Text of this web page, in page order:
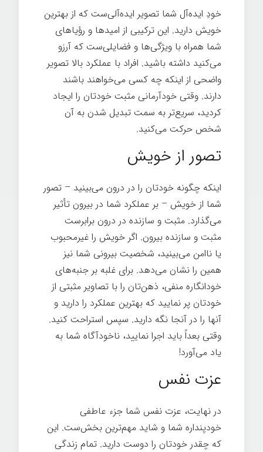
خودِ ایده‌آل شما تصویر ایده‌آلی‌ست که از بهترین
خویش دارید. این ترکیبی از امیدها و رؤیاهای
شما همراه با ویژگی‌ها و فضایلی‌ست که آرزو
می‌کنید داشته باشید. افراد با عملکرد بالا تصویر
واضحی از اینکه چه کسی می‌خواهند باشند
دارند. وقتی خودآرمانی مثبت خودتان را ایجاد
کردید، سریع‌تر به سمت تبدیل شدن به آن
شخص حرکت می‌کنید.
تصور از خویش
اینکه چگونه خودتان را در درون می‌بینید – تصور
شما از خویش – بر عملکرد شما در بیرون تأثیر
می‌گذارد. مثبت و سازنده در درون برابرست
مثبت و سازنده بیرون. اگر خویش را غیرمحبوب
یا ناامن می‌بینید، شخصیت بیرونی شما نیز
همین را نشان می‌دهد. برای غلبه بر جنبه‌های
خودانگاره منفی، ذهن‌تان را با تصاویر مثبتی از
خودتان پر نمایيد که بهترین عملکرد را دارید و
آنها را در آنجا نگه دارید. سپس استراحت کنيد.
وقتی بعداً باید اجرا نماييد، ناخودآگاه شما به
یاد می‌آورد!
عزت نفس
در نهایت، عزت نفس شما جزء عاطفی
خودپنداره شما و شاید مهم‌ترین بخش‌ست. این
که چقدر خودتان را دوست دارید. تمام زندگی